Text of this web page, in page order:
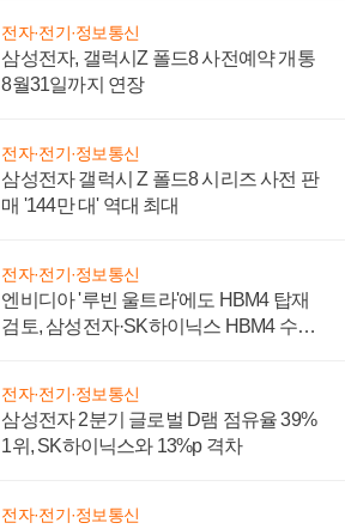
전자·전기·정보통신
삼성전자, 갤럭시Z 폴드8 사전예약 개통
8월31일까지 연장
전자·전기·정보통신
삼성전자 갤럭시 Z 폴드8 시리즈 사전 판
매 '144만 대' 역대 최대
전자·전기·정보통신
엔비디아 '루빈 울트라'에도 HBM4 탑재
검토, 삼성전자·SK하이닉스 HBM4 수율
전자·전기·정보통신
삼성전자 2분기 글로벌 D램 점유율 39%
1위, SK하이닉스와 13%p 격차
전자·전기·정보통신